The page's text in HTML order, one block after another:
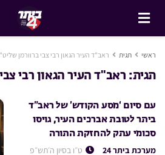
ראשי תגית ראב"ד העיר הגאון רבי צבי ברוורמן
תגית: ראב"ד העיר הגאון רבי
עם סיום ‘מסע הקודש’ של ראב”ד
ביתר לטובת אברכים העיר, גויסו
סכומי עתק להחזקת התורה
מערכת ביתר 24 ט״ו בסיון ה׳תש״פ